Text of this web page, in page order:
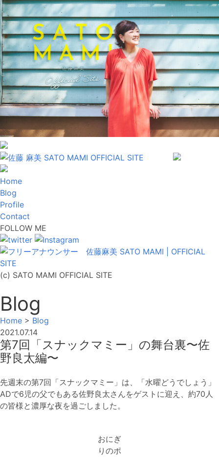
Home
Blog
Profile
Contact
FOLLOW ME
(c) SATO MAMI OFFICIAL SITE
Blog
Home > Blog
2021.07.14
第7回「スナックマミー」の舞台裏〜佐
野良太編〜
先週末の第7回「スナックマミー」は、「水曜どうでしょう」
ADで6児の父でもある佐野良太さんをゲストに迎え、約70人
の皆様と濃厚な夜を過ごしました。
おにぎ
りのポ